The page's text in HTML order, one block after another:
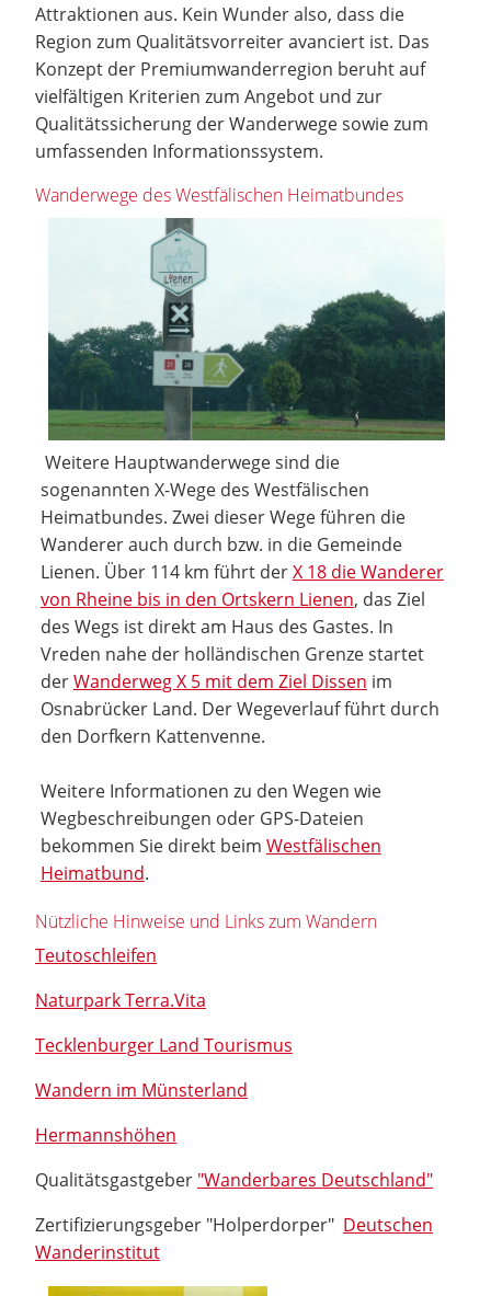
Attraktionen aus. Kein Wunder also, dass die
Region zum Qualitätsvorreiter avanciert ist. Das
Konzept der Premiumwanderregion beruht auf
vielfältigen Kriterien zum Angebot und zur
Qualitätssicherung der Wanderwege sowie zum
umfassenden Informationssystem.
Wanderwege des Westfälischen Heimatbundes
Weitere Hauptwanderwege sind die
sogenannten X-Wege des Westfälischen
Heimatbundes. Zwei dieser Wege führen die
Wanderer auch durch bzw. in die Gemeinde
Lienen. Über 114 km führt derX 18 die Wanderer
von Rheine bis in den Ortskern Lienen, das Ziel
des Wegs ist direkt am Haus des Gastes. In
Vreden nahe der holländischen Grenze startet
derWanderweg X 5 mit dem Ziel Dissen im
Osnabrücker Land. Der Wegeverlauf führt durch
den Dorfkern Kattenvenne.
Weitere Informationen zu den Wegen wie
Wegbeschreibungen oder GPS-Dateien
bekommen Sie direkt beim Westfälischen
Heimatbund.
Nützliche Hinweise und Links zum Wandern
Teutoschleifen
Naturpark Terra.Vita
Tecklenburger Land Tourismus
Wandern im Münsterland
Hermannshöhen
Qualitätsgastgeber "Wanderbares Deutschland"
Zertifizierungsgeber "Holperdorper" Deutschen
Wanderinstitut